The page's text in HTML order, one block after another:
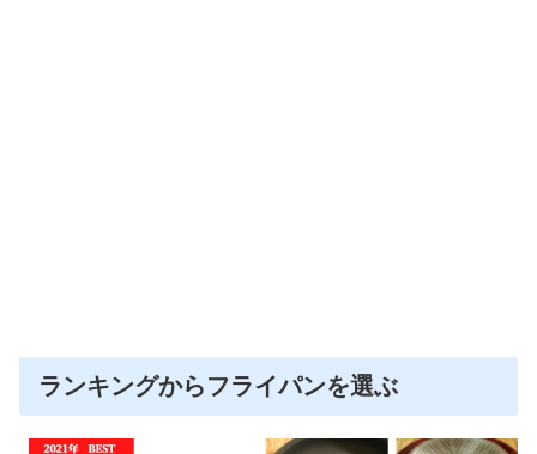
ランキングからフライパンを選ぶ